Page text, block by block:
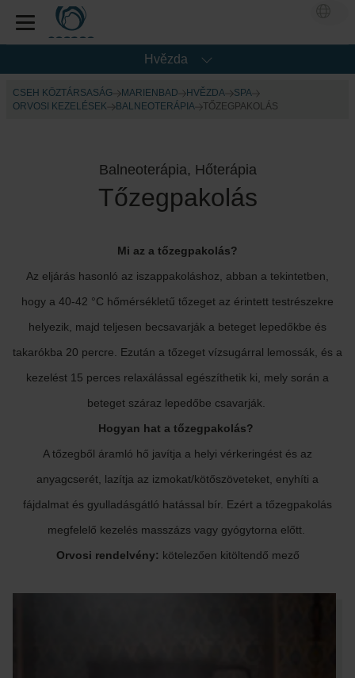
Hvězda
CSEH KÖZTÁRSASÁG MARIENBAD HVĚZDA
SPA
ORVOSI KEZELÉSEK
BALNEOTERÁPIA TŐZEGPAKOLÁS
Balneoterápia, Hőterápia
Tőzegpakolás
Mi az a tőzegpakolás?
Az eljárás hasonló az iszappakoláshoz, abban a tekintetben,
hogy a 40-42 °C hőmérsékletű tőzeget az érintett testrészekre
helyezik, majd teljesen becsavarják a beteget lepedőkbe és
takarókba 20 percre. Ezután a tőzeget vízsugárral lemossák, és a
kezelést 15 perces relaxálással egészíthetik ki, mely során a
beteget száraz lepedőbe csavarják.
Hogyan hat a tőzegpakolás?
A tőzegből áramló hő javítja a helyi vérkeringést és az
anyagcserét, lazítja az izmokat/kötőszöveteket, enyhíti a
fájdalmat és gyulladásgátló hatással bír. Ezért a tőzegpakolás
megfelelő kezelés masszázs vagy gyógytorna előtt.
Orvosi rendelvény: kötelezően kitöltendő mező